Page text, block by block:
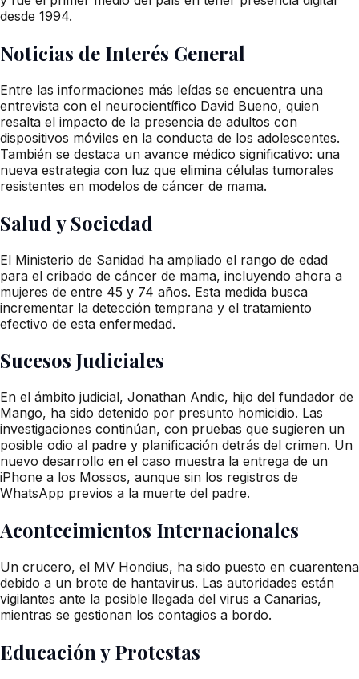
desde 1994.
Noticias de Interés General
Entre las informaciones más leídas se encuentra una
entrevista con el neurocientífico David Bueno, quien
resalta el impacto de la presencia de adultos con
dispositivos móviles en la conducta de los adolescentes.
También se destaca un avance médico significativo: una
nueva estrategia con luz que elimina células tumorales
resistentes en modelos de cáncer de mama.
Salud y Sociedad
El Ministerio de Sanidad ha ampliado el rango de edad
para el cribado de cáncer de mama, incluyendo ahora a
mujeres de entre 45 y 74 años. Esta medida busca
incrementar la detección temprana y el tratamiento
efectivo de esta enfermedad.
Sucesos Judiciales
En el ámbito judicial, Jonathan Andic, hijo del fundador de
Mango, ha sido detenido por presunto homicidio. Las
investigaciones continúan, con pruebas que sugieren un
posible odio al padre y planificación detrás del crimen. Un
nuevo desarrollo en el caso muestra la entrega de un
iPhone a los Mossos, aunque sin los registros de
WhatsApp previos a la muerte del padre.
Acontecimientos Internacionales
Un crucero, el MV Hondius, ha sido puesto en cuarentena
debido a un brote de hantavirus. Las autoridades están
vigilantes ante la posible llegada del virus a Canarias,
mientras se gestionan los contagios a bordo.
Educación y Protestas